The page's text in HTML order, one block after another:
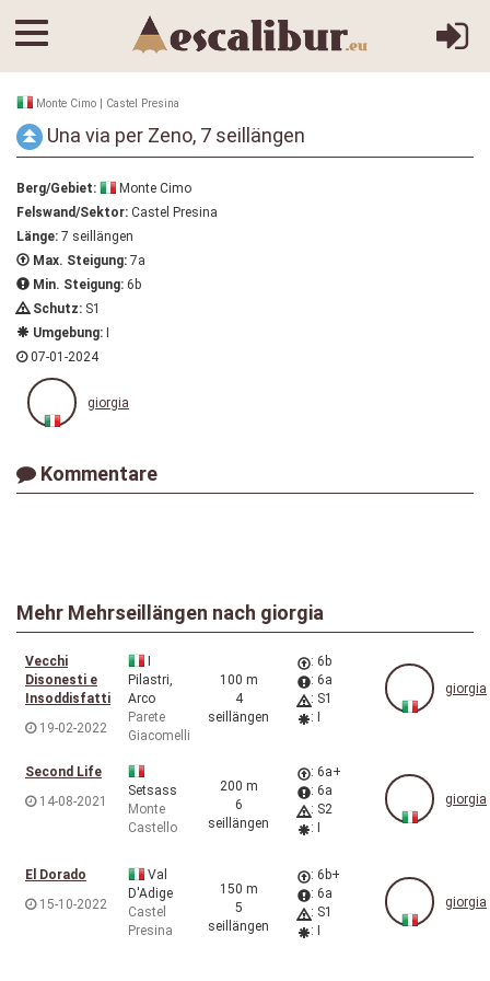
Monte Cimo | Castel Presina
Una via per Zeno, 7 seillängen
Berg/Gebiet:
Monte Cimo
Felswand/Sektor: Castel Presina
Länge: 7 seillängen
Max. Steigung: 7a
Min. Steigung: 6b
Schutz: S1
Umgebung:
07-01-2024
giorgia
Kommentare
Mehr Mehrseillängen nach giorgia
Vecchi
Disonesti e
Insoddisfatti
19-02-2022
Pilastri,
Arco
Parete
Giacomelli
100 m
4
seillängen
: 6b
: 6a
: S1
: I
giorgia
Second Life
14-08-2021
Setsass
Monte
Castello
200 m
6
seillängen
: 6a+
: 6a
: S2
: I
giorgia
El Dorado
15-10-2022
Val
D'Adige
Castel
Presina
150 m
5
seillängen
: 6b+
: 6a
: S1
: I
giorgia